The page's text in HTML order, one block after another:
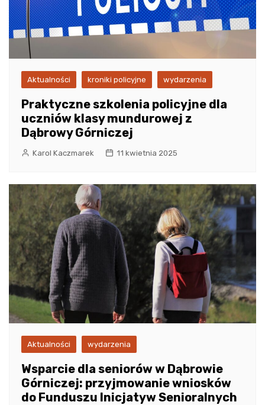
Aktualności kroniki policyjne wydarzenia
Praktyczne szkolenia policyjne dla
uczniów klasy mundurowej z
Dąbrowy Górniczej
Karol Kaczmarek 11 kwietnia 2025
Aktualności wydarzenia
Wsparcie dla seniorów w Dąbrowie
Górniczej: przyjmowanie wniosków
do Funduszu Inicjatyw Senioralnych